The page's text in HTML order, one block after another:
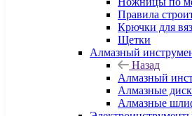
Правила
Крючки для
Щетки
Алмазный
Назад
Алмазный
Алмазные
Алмазные